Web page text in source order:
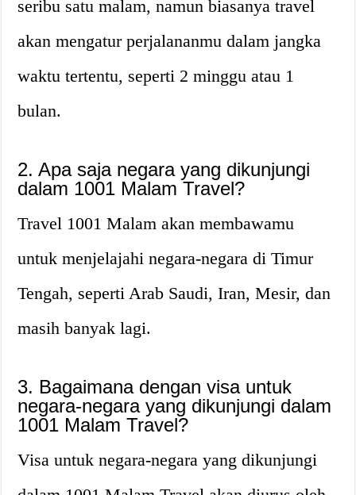
seribu satu malam, namun biasanya travel
akan mengatur perjalananmu dalam jangka
waktu tertentu, seperti 2 minggu atau 1
bulan.
2. Apa saja negara yang dikunjungi
dalam 1001 Malam Travel?
Travel 1001 Malam akan membawamu
untuk menjelajahi negara-negara di Timur
Tengah, seperti Arab Saudi, Iran, Mesir, dan
masih banyak lagi.
3. Bagaimana dengan visa untuk
negara-negara yang dikunjungi dalam
1001 Malam Travel?
Visa untuk negara-negara yang dikunjungi